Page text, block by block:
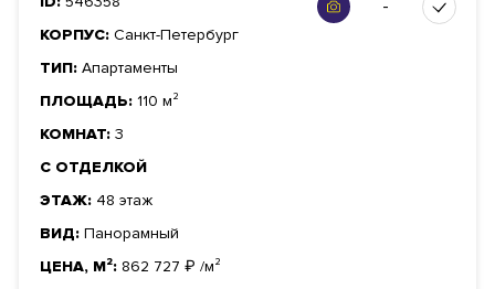
КОРПУС: Санкт-Петербург
ТИП: Апартаменты
ПЛОЩАДЬ: 110 м²
КОМНАТ: 3
С ОТДЕЛКОЙ
ЭТАЖ: 48 этаж
ВИД: Панорамный
ЦЕНА, М²: 862 727 ₽ /м²
-